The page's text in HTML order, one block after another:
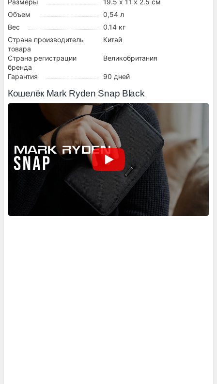
Размеры
19.5 х 11 х 2.5 см
Объем
0,54 л
Вес
0.14 кг
Страна производитель
товара
Китай
Страна регистрации
бренда
Великобритания
Гарантия 90 дней
Кошелёк Mark Ryden Snap Black